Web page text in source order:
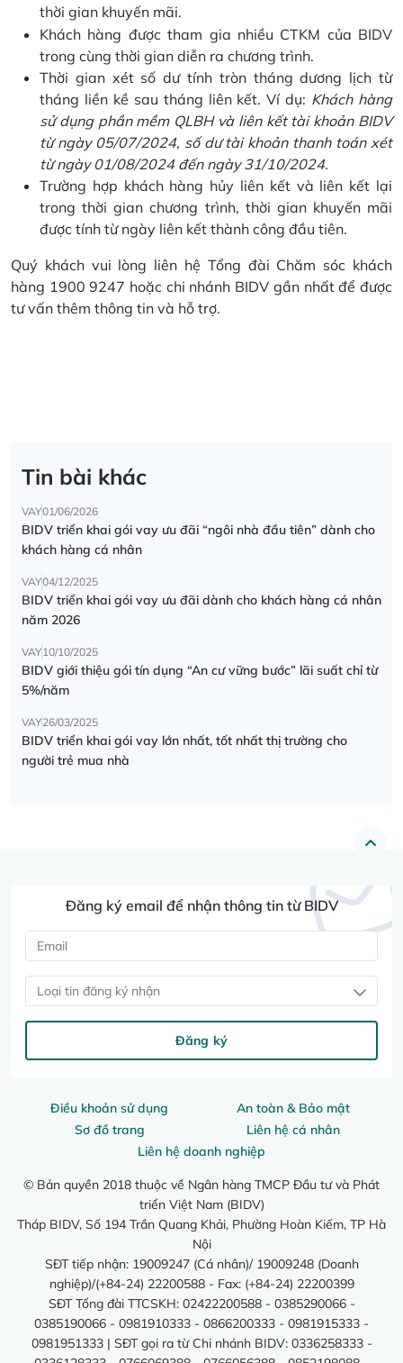
thời gian khuyến mãi.
Khách hàng được tham gia nhiều CTKM của BIDV
trong cùng thời gian diễn ra chương trình.
Thời gian xét số dư tính tròn tháng dương lịch từ
tháng liền kề sau tháng liên kết. Ví dụ: Khách hàng
sử dụng phần mềm QLBH và liên kết tài khoản BIDV
từ ngày 05/07/2024, số dư tài khoản thanh toán xét
từ ngày 01/08/2024 đến ngày 31/10/2024.
Trường hợp khách hàng hủy liên kết và liên kết lại
trong thời gian chương trình, thời gian khuyến mãi
được tính từ ngày liên kết thành công đầu tiên.
Quý khách vui lòng liên hệ Tổng đài Chăm sóc khách
hàng 1900 9247 hoặc chi nhánh BIDV gần nhất để được
tư vấn thêm thông tin và hỗ trợ.
Tin bài khác
VAY01/06/2026
BIDV triển khai gói vay ưu đãi “ngôi nhà đầu tiên” dành cho
khách hàng cá nhân
VAY04/12/2025
BIDV triển khai gói vay ưu đãi dành cho khách hàng cá nhân
năm 2026
VAY10/10/2025
BIDV giới thiệu gói tín dụng “An cư vững bước” lãi suất chỉ từ
5%/năm
VAY26/03/2025
BIDV triển khai gói vay lớn nhất, tốt nhất thị trường cho
người trẻ mua nhà
Điều khoản sử dụng
An toàn & Bảo mật
Sơ đồ trang
Liên hệ cá nhân
Liên hệ doanh nghiệp
© Bản quyền 2018 thuộc về Ngân hàng TMCP Đầu tư và Phát
triển Việt Nam (BIDV)
Tháp BIDV, Số 194 Trần Quang Khải, Phường Hoàn Kiếm, TP Hà
Nội
SĐT tiếp nhận: 19009247 (Cá nhân)/ 19009248 (Doanh
nghiệp)/(+84-24) 22200588 - Fax: (+84-24) 22200399
SĐT Tổng đài TTCSKH: 02422200588 - 0385290066 -
0385190066 - 0981910333 - 0866200333 - 0981915333 -
0981951333 | SĐT gọi ra từ Chi nhánh BIDV: 0336258333 -
Đăng ký email để nhận thông tin từ BIDV
Loại tin đăng ký nhận
Đăng ký